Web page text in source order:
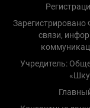
Зарегистрировано
связи,
Учредитель: